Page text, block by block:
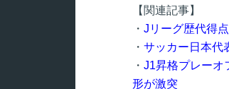
【関連記事】
・ Jリーグ歴代得
・ サッカー日本代
・ J1昇格プレーオ
形が激突